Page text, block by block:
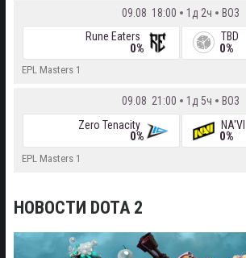
EPL Masters 1
Rune Eaters
0%
09.08 18:00 1д 2ч BO3
0%
TBD
EPL Masters 1
Zero Tenacity
0%
09.08 21:00 1д 5ч BO3
0%
NA'VI
НОВОСТИ DOTA 2